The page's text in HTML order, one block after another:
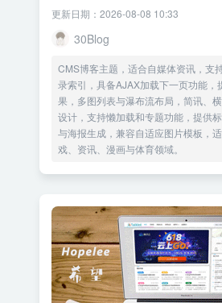
更新日期：2026-08-08 10:33
30Blog
CMS博客主题，适合自媒体资讯，支
录索引，具备AJAX加载下一页功能，
果，多图列表与瀑布流布局，简讯、
设计，支持懒加载和专题功能，提供
与海报生成，兼容自适应图片模板，
戏、资讯、漫画与体育领域。